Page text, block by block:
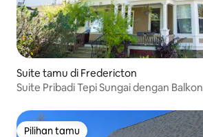
Suite tamu di Fredericton
Suite Pribadi Tepi Sungai dengan Balkon
Pilihan tamu